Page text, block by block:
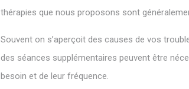
thérapies que nous proposons sont
Souvent on s’aperçoit des causes de vos
des séances supplémentaires peuvent être
besoin et de leur fréquence.